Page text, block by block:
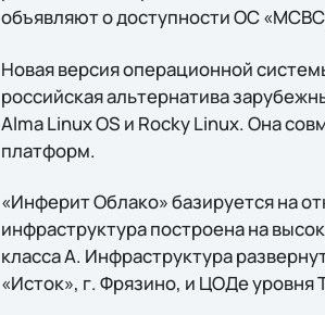
объявляют о доступности ОС
Новая версия операционной
российская альтернатива
Alma Linux OS и Rocky Linux. Она
платформ.
«Инферит Облако» базируется на
инфраструктура построена на
класса А. Инфраструктура
«Исток», г. Фрязино, и ЦОДе уровня